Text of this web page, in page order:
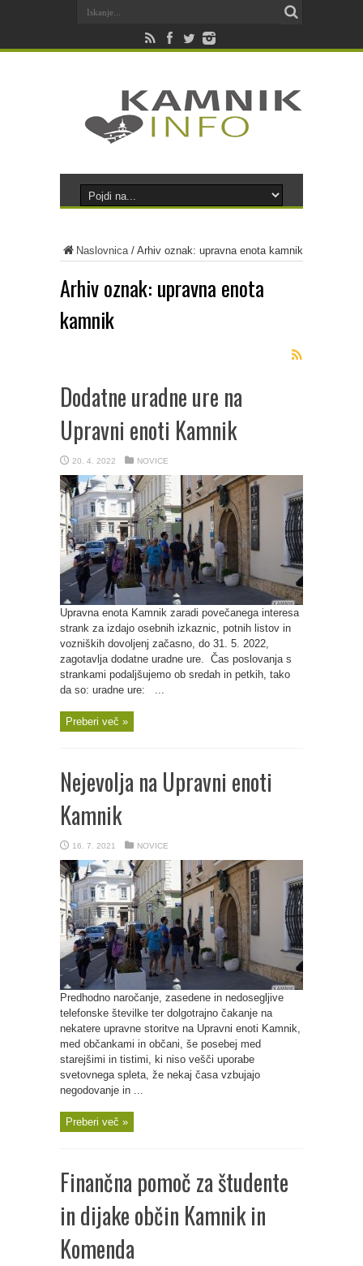
Naslovnica/ Arhiv oznak: upravna enota kamnik
Arhiv oznak: upravna enota
kamnik
Dodatne uradne ure na
Upravni enoti Kamnik
20. 4. 2022 NOVICE
Upravna enota Kamnik zaradi povečanega interesa
strank za izdajo osebnih izkaznic, potnih listov in
vozniških dovoljenj začasno, do 31. 5. 2022,
zagotavlja dodatne uradne ure. Čas poslovanja s
strankami podaljšujemo ob sredah in petkih, tako
da so: uradne ure: ...
Preberi več »
Nejevolja na Upravni enoti
Kamnik
16. 7. 2021 NOVICE
Predhodno naročanje, zasedene in nedosegljive
telefonske številke ter dolgotrajno čakanje na
nekatere upravne storitve na Upravni enoti Kamnik,
med občankami in občani, še posebej med
starejšimi in tistimi, ki niso vešči uporabe
svetovnega spleta, že nekaj časa vzbujajo
negodovanje in ...
Preberi več »
Finančna pomoč za študente
in dijake občin Kamnik in
Komenda